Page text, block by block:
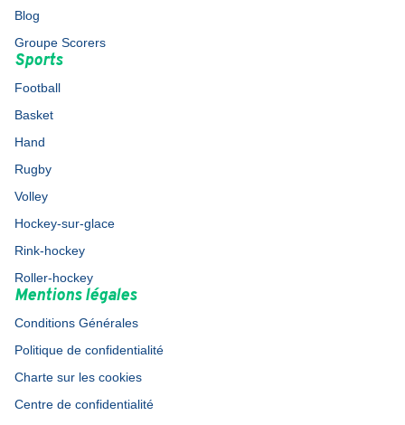
Blog
Groupe Scorers
Sports
Football
Basket
Hand
Rugby
Volley
Hockey-sur-glace
Rink-hockey
Roller-hockey
Mentions légales
Conditions Générales
Politique de confidentialité
Charte sur les cookies
Centre de confidentialité